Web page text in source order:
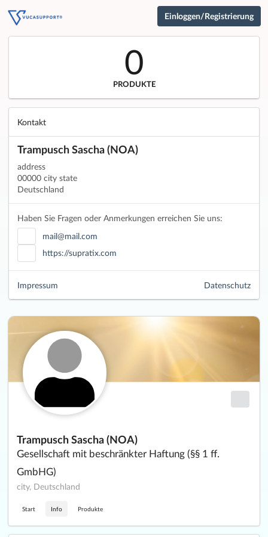
Einloggen/Registrierung
Trampusch Sascha (NOA)
Gesellschaft mit beschränkter Haftung (§§ 1 ff.
GmbHG)
city, Deutschland
Start Info Produkte
0
PRODUKTE
Kontakt
Trampusch Sascha (NOA)
address
00000 city state
Deutschland
Haben Sie Fragen oder Anmerkungen erreichen Sie uns:
mail@mail.com
https://supratix.com
Datenschutz
Impressum